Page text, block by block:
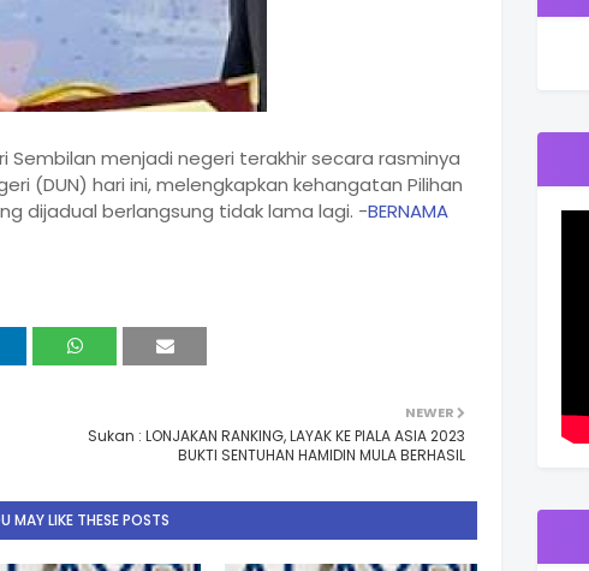
Sembilan menjadi negeri terakhir secara rasminya
(DUN) hari ini, melengkapkan kehangatan Pilihan
dijadual berlangsung tidak lama lagi. -BERNAMA
NEWER
Sukan : LONJAKAN RANKING, LAYAK KE PIALA ASIA 2023
BUKTI SENTUHAN HAMIDIN MULA BERHASIL
MAY LIKE THESE POSTS